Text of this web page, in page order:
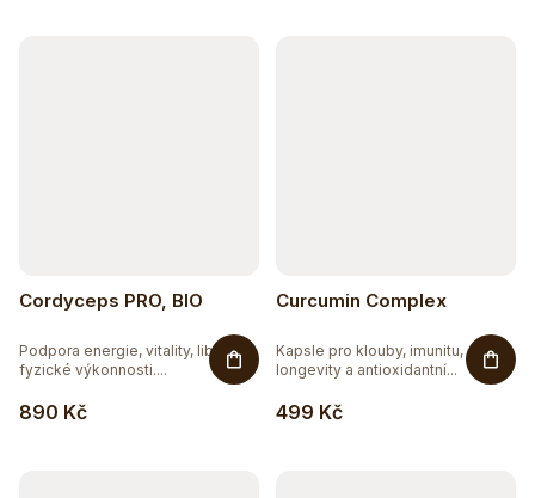
Cordyceps PRO, BIO
890 Kč
Podpora energie, vitality, libida,
fyzické výkonnosti....
Curcumin Complex
499 Kč
Kapsle pro klouby, imunitu,
longevity a antioxidantní...